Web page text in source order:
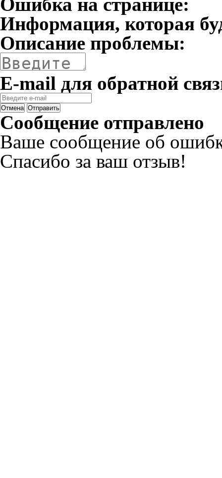
Информация, которая
Описание проблемы:
E-mail для обратной
Отмена Отправить
Сообщение отправлено
Ваше сообщение об
Спасибо за ваш отзыв!